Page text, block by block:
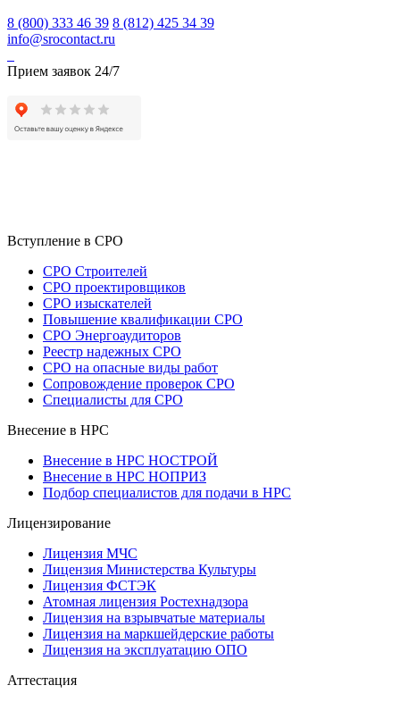
8 (800) 333 46 39 8 (812) 425 34 39
info@srocontact.ru
Прием заявок 24/7
Вступление в СРО
СРО Строителей
СРО проектировщиков
СРО изыскателей
Повышение квалификации СРО
СРО Энергоаудиторов
Реестр надежных СРО
СРО на опасные виды работ
Сопровождение проверок СРО
Специалисты для СРО
Внесение в НРС
Внесение в НРС НОСТРОЙ
Внесение в НРС НОПРИЗ
Подбор специалистов для подачи в НРС
Лицензирование
Лицензия МЧС
Лицензия Министерства Культуры
Лицензия ФСТЭК
Атомная лицензия Ростехнадзора
Лицензия на взрывчатые материалы
Лицензия на маркшейдерские работы
Лицензия на эксплуатацию ОПО
Аттестация